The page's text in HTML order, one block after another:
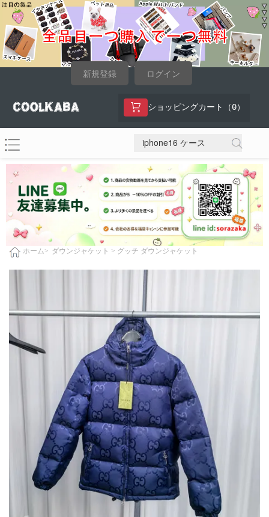
新規登録 ログイン
ショッピングカート（ 0）
ホーム> ダウンジャケット > グッチ ダウンジャケット